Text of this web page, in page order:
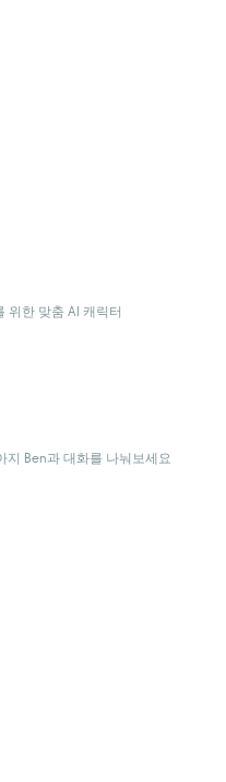
위한 맞춤 AI 캐릭터
지 Ben과 대화를 나눠보세요